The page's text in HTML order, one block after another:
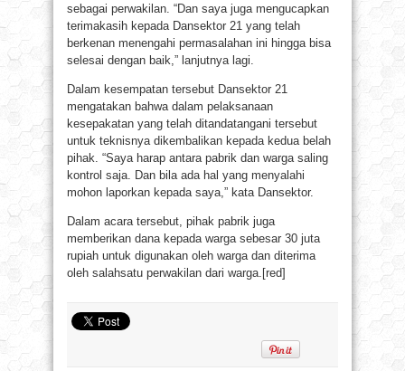
sebagai perwakilan. “Dan saya juga mengucapkan
terimakasih kepada Dansektor 21 yang telah
berkenan menengahi permasalahan ini hingga bisa
selesai dengan baik,” lanjutnya lagi.
Dalam kesempatan tersebut Dansektor 21
mengatakan bahwa dalam pelaksanaan
kesepakatan yang telah ditandatangani tersebut
untuk teknisnya dikembalikan kepada kedua belah
pihak. “Saya harap antara pabrik dan warga saling
kontrol saja. Dan bila ada hal yang menyalahi
mohon laporkan kepada saya,” kata Dansektor.
Dalam acara tersebut, pihak pabrik juga
memberikan dana kepada warga sebesar 30 juta
rupiah untuk digunakan oleh warga dan diterima
oleh salahsatu perwakilan dari warga.[red]